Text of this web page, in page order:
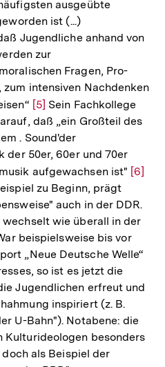
Fußnote
ausgeübte
ist (...)
Jugendliche anhand von
zur
Fragen, Pro-
intensiven Nachdenken
Zur
Auflösung
der
Fußnote
[5] Sein Fachkollege
daß „ein Großteil des
. Sound'der
der 50er, 60er und 70er
aufgewachsen ist" Zur
der
[6]
zu Beginn, prägt
auch in der DDR.
wie überall in der
beispielsweise bis vor
„Neue Deutsche Welle“
so ist es jetzt die
Jugendlichen erfreut und
inspiriert (z. B.
U-Bahn"). Notabene: die
Kulturideologen besonders
als Beispiel der